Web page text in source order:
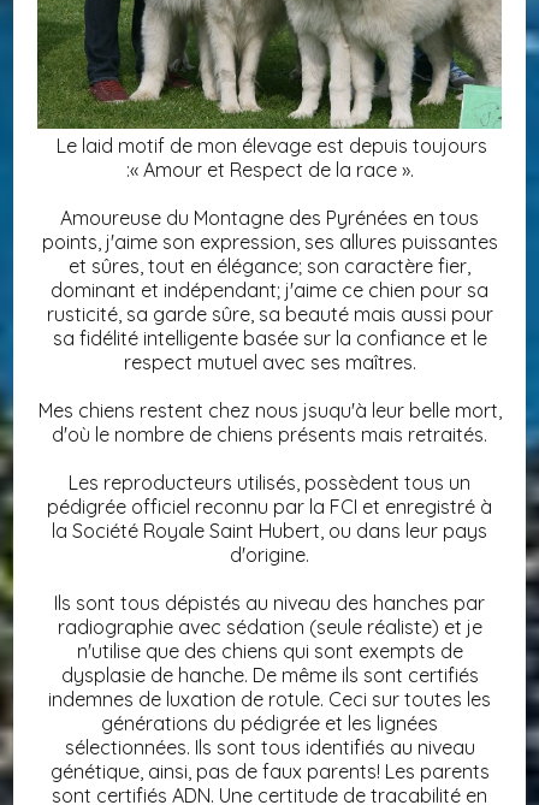
Le laid motif de mon élevage est depuis toujours
:« Amour et Respect de la race ».
Amoureuse du Montagne des Pyrénées en tous
points, j'aime son expression, ses allures puissantes
et sûres, tout en élégance; son caractère fier,
dominant et indépendant; j'aime ce chien pour sa
rusticité, sa garde sûre, sa beauté mais aussi pour
sa fidélité intelligente basée sur la confiance et le
respect mutuel avec ses maîtres.
Mes chiens restent chez nous jsuqu'à leur belle mort,
d'où le nombre de chiens présents mais retraités.
Les reproducteurs utilisés, possèdent tous un
pédigrée officiel reconnu par la FCI et enregistré à
la Société Royale Saint Hubert, ou dans leur pays
d'origine.
Ils sont tous dépistés au niveau des hanches par
radiographie avec sédation (seule réaliste) et je
n'utilise que des chiens qui sont exempts de
dysplasie de hanche. De même ils sont certifiés
indemnes de luxation de rotule. Ceci sur toutes les
générations du pédigrée et les lignées
sélectionnées. Ils sont tous identifiés au niveau
génétique, ainsi, pas de faux parents! Les parents
sont certifiés ADN. Une certitude de tracabilité en